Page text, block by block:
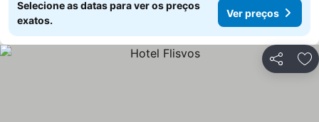
Selecione as datas para ver os preços
exatos.
Ver preços
Partilhar